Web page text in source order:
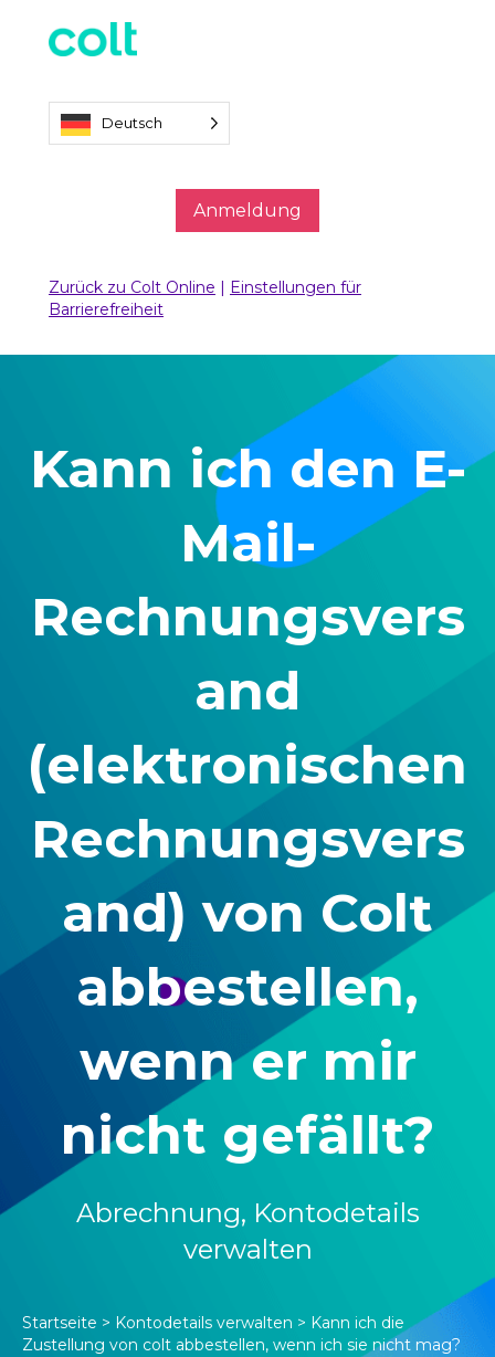
Deutsch
Anmeldung
Zurück zu Colt Online
Einstellungen für
Barrierefreiheit
Kann ich den E-
Mail-
Rechnungsvers
and
(elektronischen
Rechnungsvers
and) von Colt
abbestellen,
wenn er mir
nicht gefällt?
Abrechnung, Kontodetails
verwalten
Startseite > Kontodetails verwalten > Kann ich die
Zustellung von colt abbestellen, wenn ich sie nicht mag?